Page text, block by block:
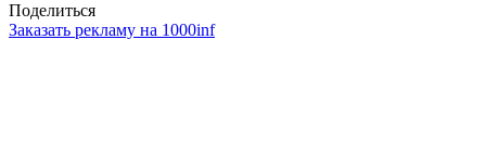
Поделиться
Заказать рекламу на 1000inf